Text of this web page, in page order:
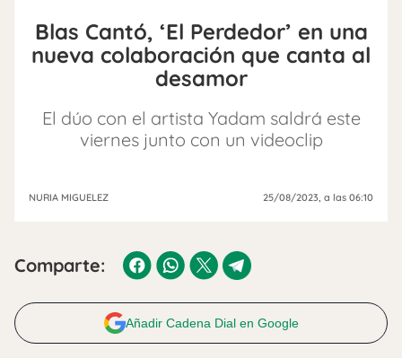
Blas Cantó, ‘El Perdedor’ en una
nueva colaboración que canta al
desamor
El dúo con el artista Yadam saldrá este
viernes junto con un videoclip
NURIA MIGUELEZ 25/08/2023, a las 06:10
Comparte:
Añadir Cadena Dial en Google